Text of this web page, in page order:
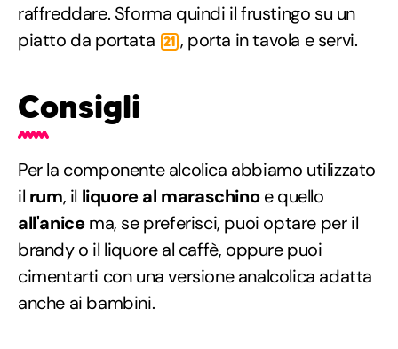
raffreddare. Sforma quindi il frustingo su un
piatto da portata 21 , porta in tavola e servi.
Consigli
Per la componente alcolica abbiamo utilizzato
il rum, il liquore al maraschinoe quello
all'anicema, se preferisci, puoi optare per il
brandy o il liquore al caffè, oppure puoi
cimentarti con una versione analcolica adatta
anche ai bambini.